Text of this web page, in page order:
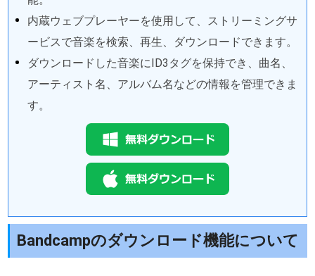
内蔵ウェブプレーヤーを使用して、ストリーミングサ
ービスで音楽を検索、再生、ダウンロードできます。
ダウンロードした音楽にID3タグを保持でき、曲名、
アーティスト名、アルバム名などの情報を管理できま
す。
Bandcampのダウンロード機能について